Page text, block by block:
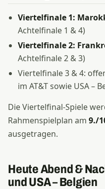
Viertelfinale 1:
Achtelfinale 1 & 4)
Viertelfinale 2:
Achtelfinale 2 & 3)
Viertelfinale 3 & 4:
im AT&T sowie USA –
Die Viertelfinal-Spiele
Rahmenspielplan am 9./
ausgetragen.
Heute Abend &
und USA – Belgien